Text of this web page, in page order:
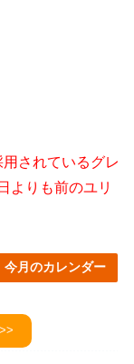
されているグレ
よりも前のユリ
今月のカレンダー